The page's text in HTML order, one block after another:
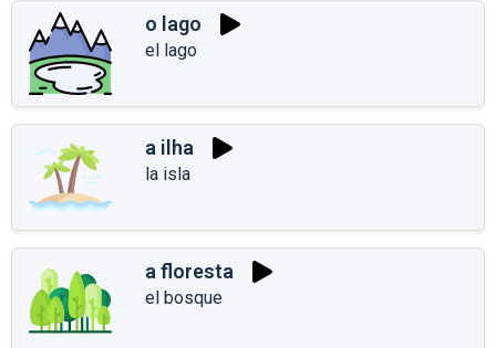
o lago
el lago
a ilha
la isla
a floresta
el bosque